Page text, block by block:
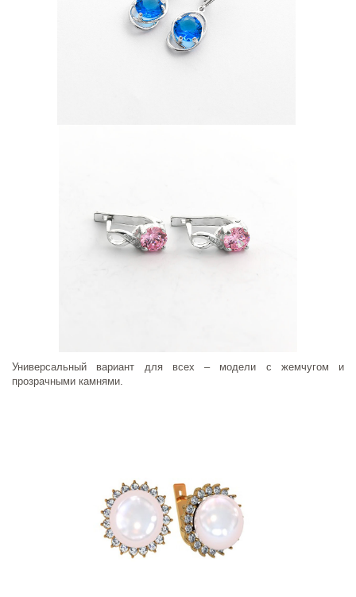
Универсальный вариант для всех – модели с жемчугом и
прозрачными камнями.